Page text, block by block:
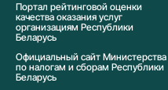
Портал рейтинговой оценки
качества оказания услуг
организациям Республики
Беларусь
Официальный сайт Министерства
по налогам и сборам Республики
Беларусь